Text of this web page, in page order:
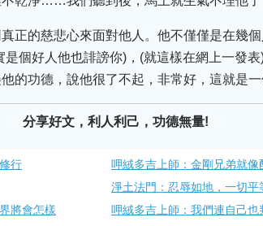
正的慈悲心來面對他人。他不僅僅是在幾
個好人他也誹謗你)，(就這樣在網上一發
的功德，說他很了不起，非常好，這就是一
分享好文，利人利己，功德無量!
行
呷絨多吉上師：金剛兄弟就
淨土法門：忍辱如地，一切平
將會怎樣
呷絨多吉上師：我們連自己